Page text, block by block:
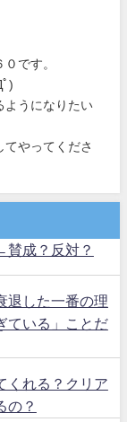
です。
)
ようになりたい
てやってくださ
賛成？反対？
退した一番の理
ている」ことだ
くれる？クリア
の？